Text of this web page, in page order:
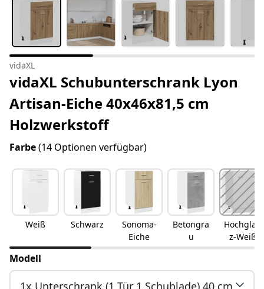
vidaXL
vidaXL Schubunterschrank Lyon
Artisan-Eiche 40x46x81,5 cm
Holzwerkstoff
Farbe(14 Optionen verfügbar)
Weiß Schwarz
Sonoma-
Eiche
Betongra
u
Hochglan
z-Weiß
Modell
1x Unterschrank (1 Tür 1 Schublade) 40 cm